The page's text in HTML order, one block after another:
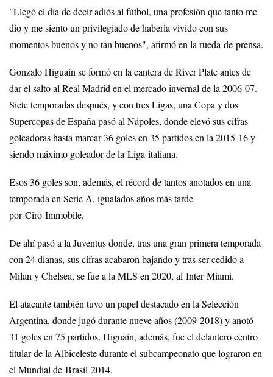
"Llegó el día de decir adiós al fútbol, una profesión que tanto me
dio y me siento un privilegiado de haberla vivido con sus
momentos buenos y no tan buenos", afirmó en la rueda de prensa.
Gonzalo Higuaín se formó en la cantera de River Plate antes de
dar el salto al Real Madrid en el mercado invernal de la 2006-07.
Siete temporadas después, y con tres Ligas, una Copa y dos
Supercopas de España pasó al Nápoles, donde elevó sus cifras
goleadoras hasta marcar 36 goles en 35 partidos en la 2015-16 y
siendo máximo goleador de la Liga italiana.
Esos 36 goles son, además, el récord de tantos anotados en una
temporada en Serie A, igualados años más tarde
por Ciro Immobile.
De ahí pasó a la Juventus donde, tras una gran primera temporada
con 24 dianas, sus cifras acabaron bajando y tras ser cedido a
Milan y Chelsea, se fue a la MLS en 2020, al Inter Miami.
El atacante también tuvo un papel destacado en la Selección
Argentina, donde jugó durante nueve años (2009-2018) y anotó
31 goles en 75 partidos. Higuaín, además, fue el delantero centro
titular de la Albiceleste durante el subcampeonato que lograron en
el Mundial de Brasil 2014.